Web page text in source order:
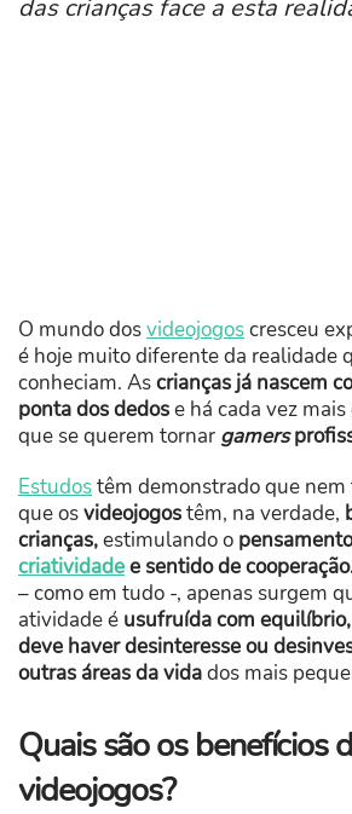
das crianças face a esta
O mundo dosvideojogoscresceu
é hoje muito diferente da realidade
conheciam. Ascrianças já nascem
ponta dos dedose há cada vez
que se querem tornar gamers
Estudostêm demonstrado que
que osvideojogostêm, na verdade,
crianças,estimulando o
criatividadee sentido de
– como em tudo -, apenas surgem
atividade é usufruída com equilíbrio,
deve haver desinteresse ou
outras áreas da vidados mais
Quais são os benefícios
videojogos?